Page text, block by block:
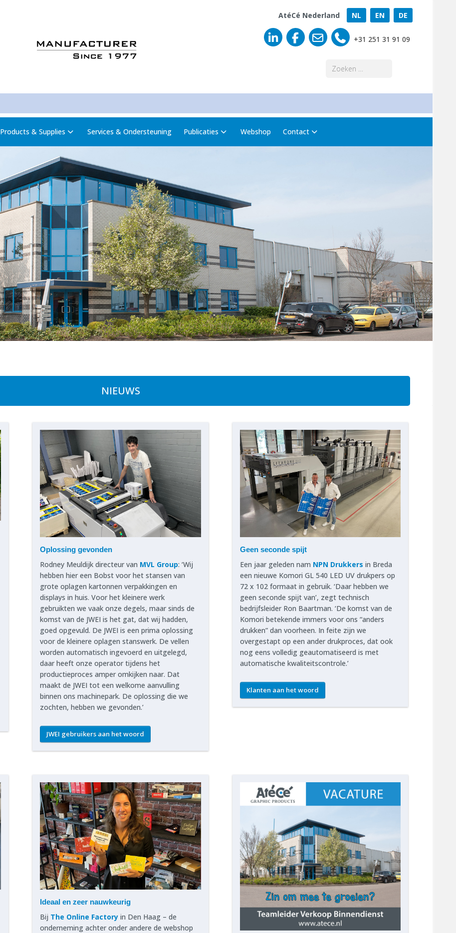
AtéCé Nederland NL EN DE
+31 251 31 91 09
Products & Supplies Services & Ondersteuning Publicaties Webshop Contact
NIEUWS
Oplossing gevonden
Rodney Meuldijk directeur van MVL Group: ‘Wij
hebben hier een Bobst voor het stansen van
grote oplagen kartonnen verpakkingen en
displays in huis. Voor het kleinere werk
gebruikten we vaak onze degels, maar sinds de
komst van de JWEI is het gat, dat wij hadden,
goed opgevuld. De JWEI is een prima oplossing
voor de kleinere oplagen stanswerk. De vellen
worden automatisch ingevoerd en uitgelegd,
daar heeft onze operator tijdens het
productieproces amper omkijken naar. Dat
maakt de JWEI tot een welkome aanvulling
binnen ons machinepark. De oplossing die we
zochten, hebben we gevonden.’
JWEI gebruikers aan het woord
Geen seconde spijt
Een jaar geleden nam NPN Drukkers in Breda
een nieuwe Komori GL 540 LED UV drukpers op
72 x 102 formaat in gebruik. ‘Daar hebben we
geen seconde spijt van’, zegt technisch
bedrijfsleider Ron Baartman. ‘De komst van de
Komori betekende immers voor ons “anders
drukken” dan voorheen. In feite zijn we
overgestapt op een ander drukproces, dat ook
nog eens volledig geautomatiseerd is met
automatische kwaliteitscontrole.’
Klanten aan het woord
Ideaal en zeer nauwkeurig
Bij The Online Factory in Den Haag – de
onderneming achter onder andere de webshop